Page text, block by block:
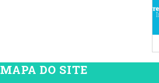
MAPA DO SITE